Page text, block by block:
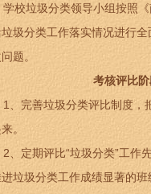
校垃圾分类领导小组按照《
圾分类工作落实情况进行
题。
考核评比
、完善垃圾分类评比制度，
。
、定期评比“垃圾分类”工作
垃圾分类工作成绩显著的班